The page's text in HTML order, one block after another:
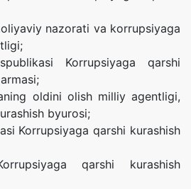
nazorati va korrupsiyaga
Korrupsiyaga qarshi
oldini olish milliy agentligi,
byurosi;
Korrupsiyaga qarshi kurashish
qarshi kurashish